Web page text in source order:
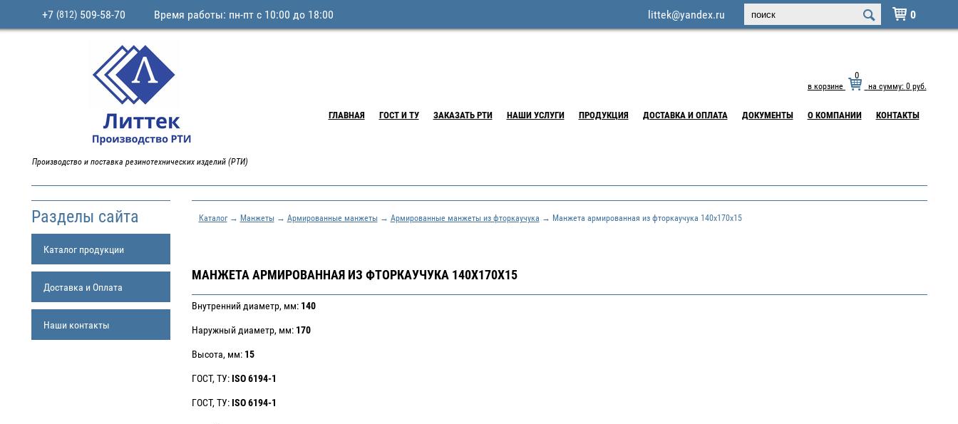
 0
+7 (812)509-58-70 Время работы: пн-пт с 10:00 до 18:00 littek@yandex.ru
Производство и поставка резинотехнических изделий (РТИ)
в корзине
0
на сумму: 0руб.
ГЛАВНАЯ ГОСТ И ТУ ЗАКАЗАТЬ РТИ НАШИ УСЛУГИ ПРОДУКЦИЯ ДОСТАВКА И ОПЛАТА ДОКУМЕНТЫ О КОМПАНИИ КОНТАКТЫ
Разделы сайта
Каталог продукции
Доставка и Оплата
Наши контакты
Каталог→ Манжеты→ Армированные манжеты→ Армированные манжеты из фторкаучука → Манжета армированная из фторкаучука 140х170х15
МАНЖЕТА АРМИРОВАННАЯ ИЗ ФТОРКАУЧУКА 140Х170Х15
Внутренний диаметр, мм: 140
Наружный диаметр, мм: 170
Высота, мм: 15
ГОСТ, ТУ:ISO 6194-1
ГОСТ, ТУ:ISO 6194-1